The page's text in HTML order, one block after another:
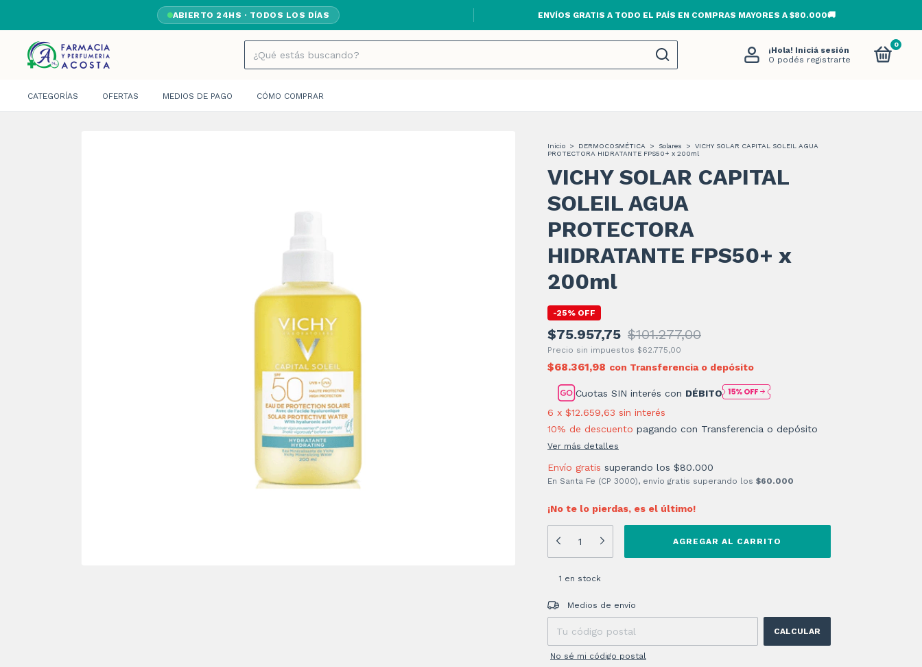
ABIERTO 24HS · TODOS LOS DÍAS ENVÍOS GRATIS A TODO EL PAÍS EN COMPRAS MAYORES A $80.000🚚
¡Hola! Iniciá sesión
O podés registrarte
0
CATEGORÍAS OFERTAS MEDIOS DE PAGO CÓMO COMPRAR
Inicio > DERMOCOSMÉTICA > Solares >
VICHY SOLAR CAPITAL SOLEIL AGUA
PROTECTORA HIDRATANTE FPS50+ x 200ml
VICHY SOLAR CAPITAL
SOLEIL AGUA
PROTECTORA
HIDRATANTE FPS50+ x
200ml
-25% OFF
$75.957,75 $101.277,00
Precio sin impuestos $62.775,00
$68.361,98 con Transferencia o depósito
Cuotas SIN interés con DÉBITO
6 x $12.659,63 sin interés
10% de descuento pagando con Transferencia o depósito
Ver más detalles
Envío gratis superando los $80.000
En Santa Fe (CP 3000), envío gratis superando los $60.000
¡No te lo pierdas, es el último!
1 en stock
Entregas para el CP:
Medios de envío
CALCULAR
No sé mi código postal